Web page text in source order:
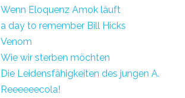
Wenn Eloquenz Amok läuft
a day to remember Bill Hicks
Venom
Wie wir sterben möchten
Die Leidensfähigkeiten des jungen A.
Reeeeeecola!